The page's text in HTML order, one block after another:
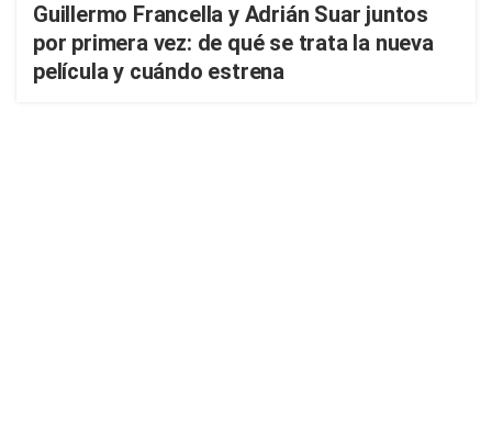
Guillermo Francella y Adrián Suar juntos
por primera vez: de qué se trata la nueva
película y cuándo estrena